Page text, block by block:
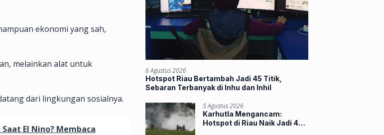
ekonomi yang sah,
melainkan alat untuk
dari lingkungan sosialnya.
El Nino? Membaca
6 Agustus 2026
Hotspot Riau Bertambah Jadi 45 Titik,
Sebaran Terbanyak di Inhu dan Inhil
5 Agustus 2026
Karhutla Mengancam:
Hotspot di Riau Naik Jadi 44